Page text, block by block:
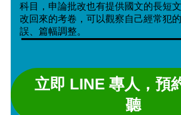
科目，申論批改也有提供國文的長短
改回來的考卷，可以觀察自己經常犯
誤、篇幅調整。
立即 LINE 專人，預
聽